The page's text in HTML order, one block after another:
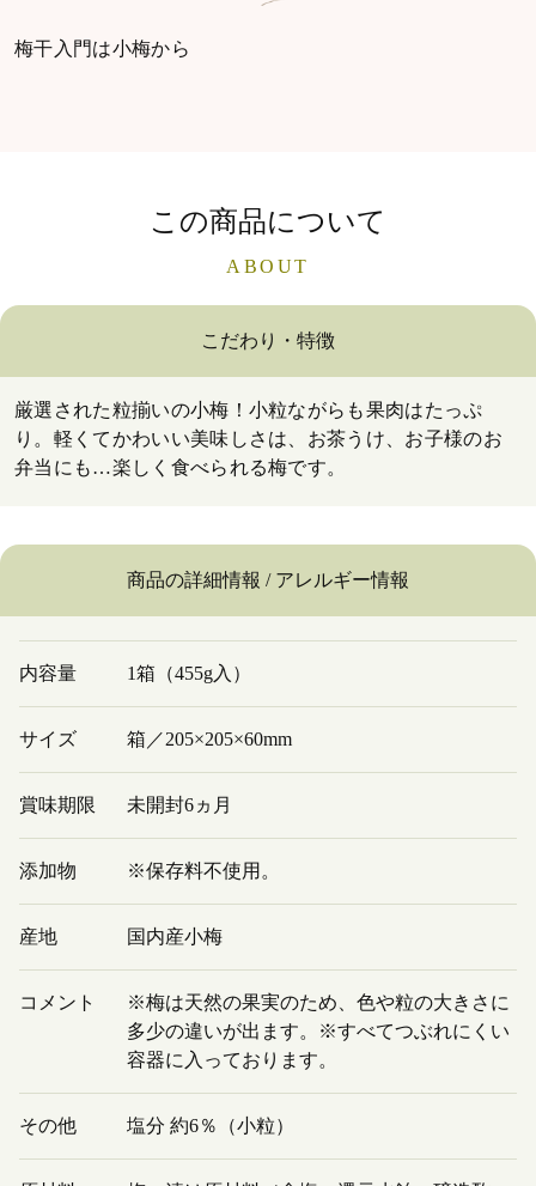
梅干入門は小梅から
この商品について
ABOUT
こだわり・特徴
厳選された粒揃いの小梅！小粒ながらも果肉はたっぷ
り。軽くてかわいい美味しさは、お茶うけ、お子様のお
弁当にも…楽しく食べられる梅です。
商品の詳細情報 / アレルギー情報
内容量 1箱（455g入）
サイズ 箱／205×205×60mm
賞味期限 未開封6ヵ月
添加物 ※保存料不使用。
産地 国内産小梅
コメント
※梅は天然の果実のため、色や粒の大きさに
多少の違いが出ます。※すべてつぶれにくい
容器に入っております。
その他 塩分 約6％（小粒）